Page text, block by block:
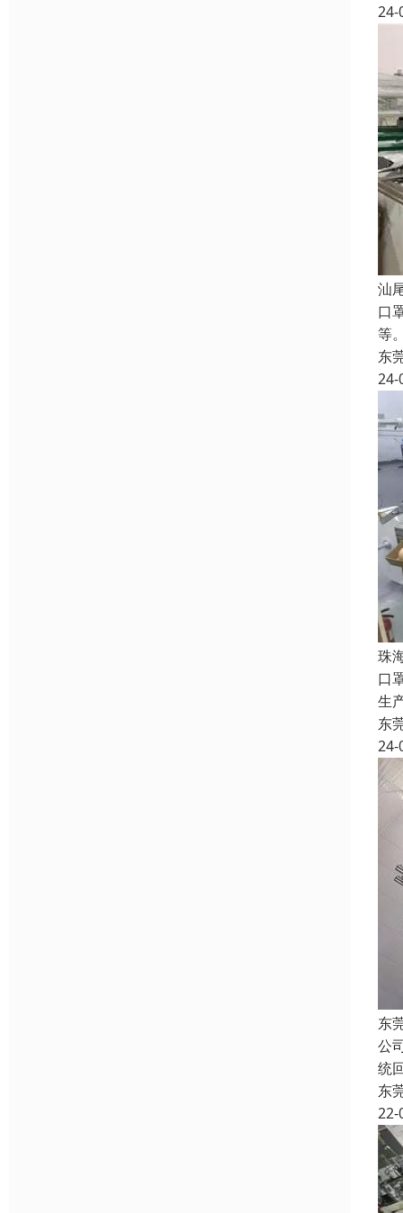
24-
汕
口
等
东
24-
珠
口
生
东
24-
东
公
统
东
22-